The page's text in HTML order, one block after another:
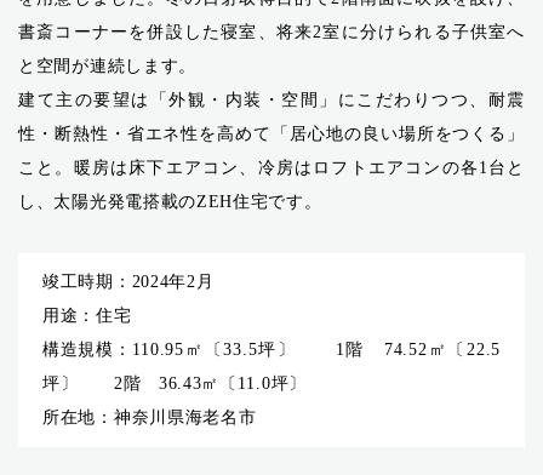
書斎コーナーを併設した寝室、将来2室に分けられる子供室へ
と空間が連続します。
建て主の要望は「外観・内装・空間」にこだわりつつ、耐震
性・断熱性・省エネ性を高めて「居心地の良い場所をつくる」
こと。暖房は床下エアコン、冷房はロフトエアコンの各1台と
し、太陽光発電搭載のZEH住宅です。
竣工時期
2024年2月
用途
住宅
構造規模
110.95㎡〔33.5坪〕 1階 74.52㎡〔22.5
坪〕 2階 36.43㎡〔11.0坪〕
所在地
神奈川県海老名市